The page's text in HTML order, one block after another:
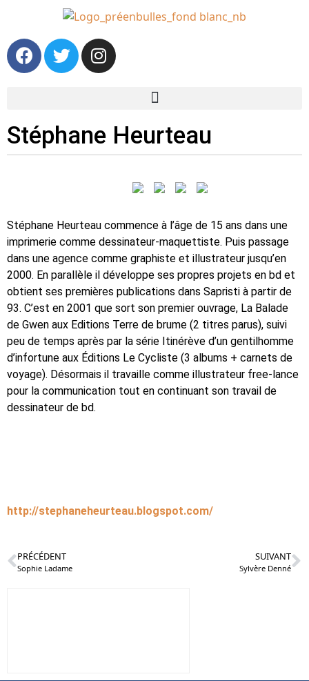
Stéphane Heurteau
Stéphane Heurteau commence à l’âge de 15 ans dans une
imprimerie comme dessinateur-maquettiste. Puis passage
dans une agence comme graphiste et illustrateur jusqu’en
2000. En parallèle il développe ses propres projets en bd et
obtient ses premières publications dans Sapristi à partir de
93. C’est en 2001 que sort son premier ouvrage, La Balade
de Gwen aux Editions Terre de brume (2 titres parus), suivi
peu de temps après par la série Itinérève d’un gentilhomme
d’infortune aux Éditions Le Cycliste (3 albums + carnets de
voyage). Désormais il travaille comme illustrateur free-lance
pour la communication tout en continuant son travail de
dessinateur de bd.
http://stephaneheurteau.blogspot.com/
PRÉCÉDENT
Sophie Ladame
SUIVANT
Sylvère Denné